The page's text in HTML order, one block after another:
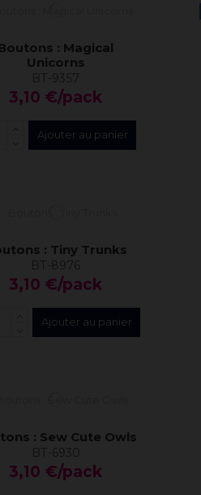
: Magical
Unicorns
BT-9357
3,10 €/pack
Ajouter au panier
: Tiny Trunks
BT-8976
3,10 €/pack
Ajouter au panier
: Sew Cute Owls
BT-6930
3,10 €/pack